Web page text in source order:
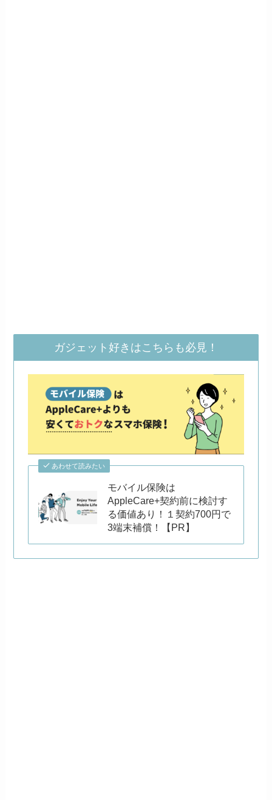
ガジェット好きはこちらも必見！
あわせて読みたい
モバイル保険は
AppleCare+契約前に検討す
る価値あり！１契約700円で
3端末補償！【PR】